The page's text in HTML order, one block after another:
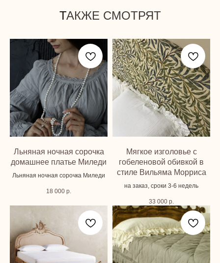
ТАКЖЕ СМОТРЯТ
Льняная ночная сорочка
домашнее платье Миледи
Льняная ночная сорочка Миледи
18 000 р.
Мягкое изголовье с
гобеленовой обивкой в
стиле Вильяма Морриса
на заказ, сроки 3-6 недель
33 000 р.